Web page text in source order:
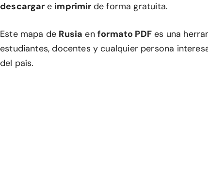
descargar e imprimir de forma gratuita.
Este mapa de Rusia en formato PDFes una
estudiantes, docentes y cualquier persona
del país.